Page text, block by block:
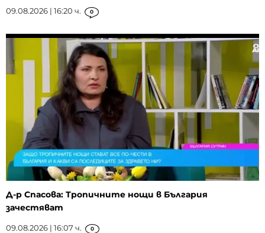
09.08.2026 | 16:20 ч. 0
Д-р Спасова: Тропичните нощи в България
зачестяват
09.08.2026 | 16:07 ч. 0